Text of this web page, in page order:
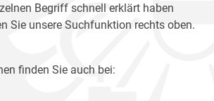
Begriff schnell erklärt haben
Sie unsere Suchfunktion rechts oben.
finden Sie auch bei: